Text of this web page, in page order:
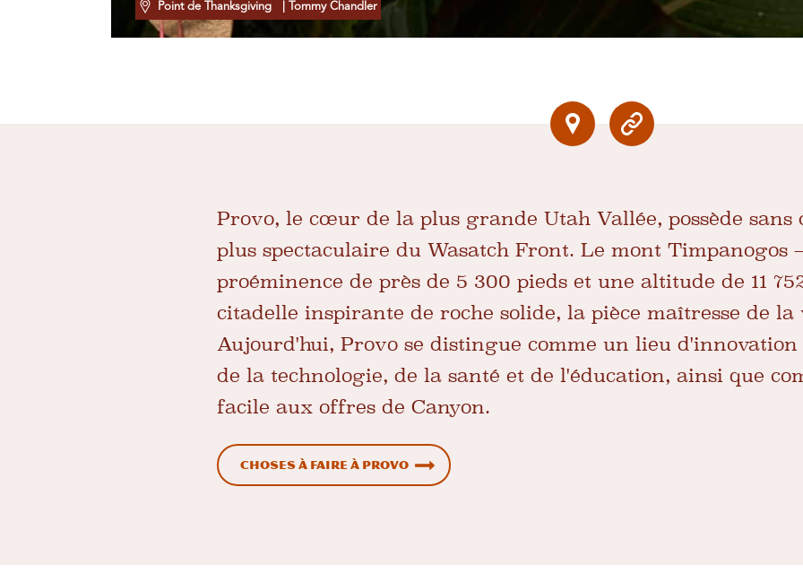
Point de Thanksgiving | Tommy Chandler
Provo, le cœur de la plus grande Utah Vallée, possède sans
plus spectaculaire du Wasatch Front. Le mont Timpanogos
proéminence de près de 5 300 pieds et une altitude de 11
citadelle inspirante de roche solide, la pièce maîtresse de
Aujourd'hui, Provo se distingue comme un lieu d'innovation
de la technologie, de la santé et de l'éducation, ainsi que
facile aux offres de Canyon.
Choses à faire à Provo